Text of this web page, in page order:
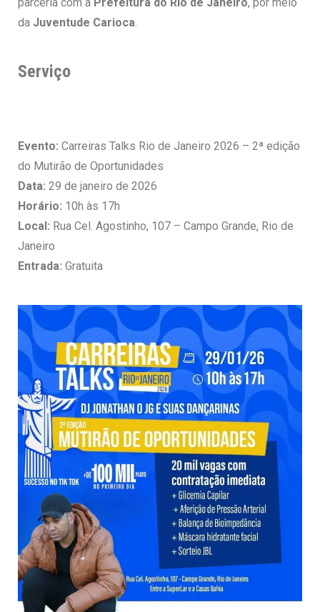
da Juventude Carioca
Serviço
Evento: Carreiras Talks Rio de Janeiro 2026 – 2ª edição
do Mutirão de Oportunidades
Data: 29 de janeiro de 2026
Horário: 10h às 17h
Local: Rua Cel. Agostinho, 107 – Campo Grande, Rio de
Janeiro
Entrada: Gratuita